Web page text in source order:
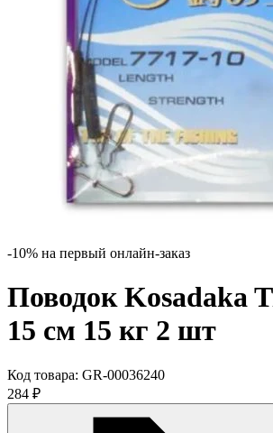
-10% на первый онлайн-заказ
Поводок Kosadaka
15 см 15 кг 2 шт
Код товара: GR-00036240
284 ₽